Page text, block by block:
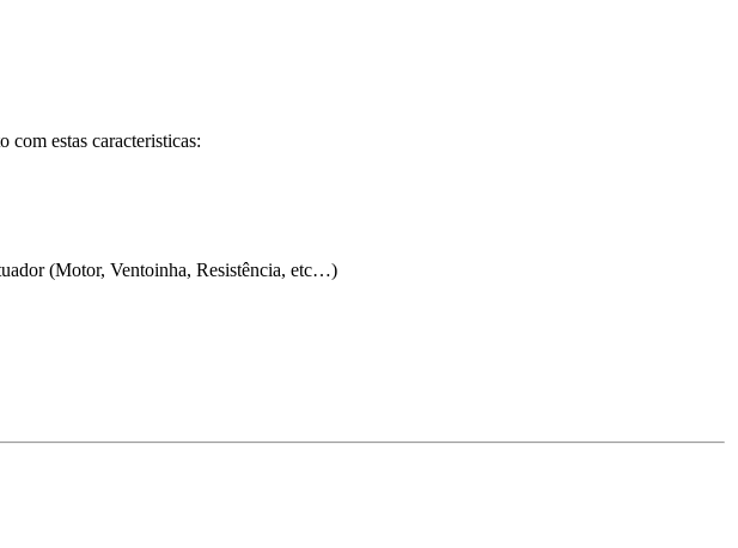
com estas caracteristicas:
(Motor, Ventoinha, Resistência, etc…)